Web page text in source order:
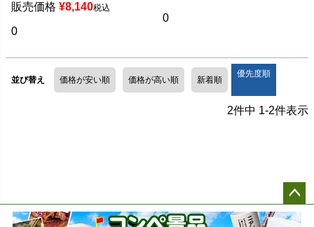
販売価格 ¥8,140税込
0
0
並び替え 価格が安い順 価格が高い順 新着順
優先度順
2件中 1-2件表示
ペー